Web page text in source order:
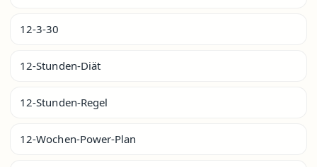
12-3-30
12-Stunden-Diät
12-Stunden-Regel
12-Wochen-Power-Plan